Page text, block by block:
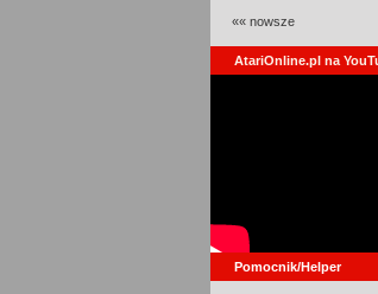
«« nowsze
AtariOnline.pl na
Pomocnik/Helper